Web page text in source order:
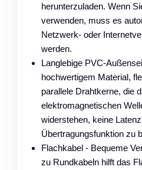
herunterzuladen. Wenn
verwenden, muss es
Netzwerk- oder
werden.
Langlebige PVC-
hochwertigem Material,
parallele Drahtkerne, die
elektromagnetischen
widerstehen, keine
Übertragungsfunktion zu
Flachkabel - Bequeme
zu Rundkabeln hilft das